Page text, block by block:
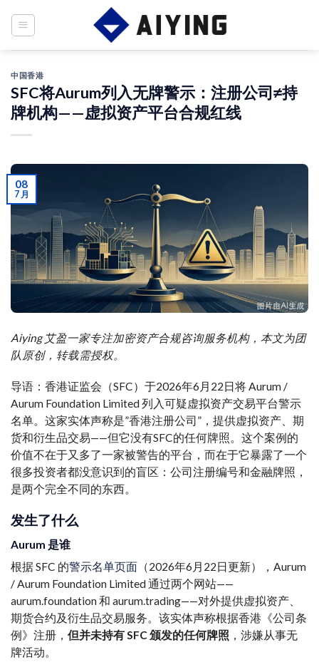
中国香港
SFC将Aurum列入无牌警示：注册公司≠持
牌机构——虚拟资产平台合规红线
08
7 月
Aiying 艾盈一家专注加密资产合规咨询服务机构，本文为团
队原创，转载需授权。
导语：香港证监会（SFC）于2026年6月22日将 Aurum /
Aurum Foundation Limited 列入可疑虚拟资产交易平台警示
名单。这家实体声称是”香港注册公司”，提供虚拟资产、期
货和衍生品交易——但它没有SFC的任何牌照。这个案例的
价值不在于又多了一家被警告的平台，而在于它暴露了一个
很多投资者都没意识到的盲区：公司注册编号和金融牌照，
是两个完全不同的东西。
发生了什么
Aurum 是谁
根据 SFC 的警示名单页面 （2026年6月22日更新），Aurum
/ Aurum Foundation Limited 通过两个网站——
aurum.foundation 和 aurum.trading——对外提供虚拟资产、
期货合约及衍生品交易服务。该实体声称根据香港《公司条
例》注册， 但并未持有 SFC 颁发的任何牌照 ，涉嫌从事无
牌活动。